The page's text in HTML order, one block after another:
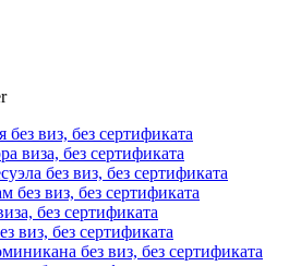
без виз, без сертификата
виза, без сертификата
без виз, без сертификата
без виз, без сертификата
без сертификата
виз, без сертификата
без виз, без сертификата